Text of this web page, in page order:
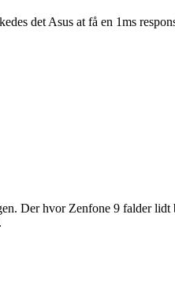
det Asus at få en 1ms
Der hvor Zenfone 9 falder